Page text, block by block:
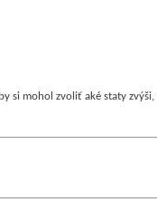
si mohol zvoliť aké staty